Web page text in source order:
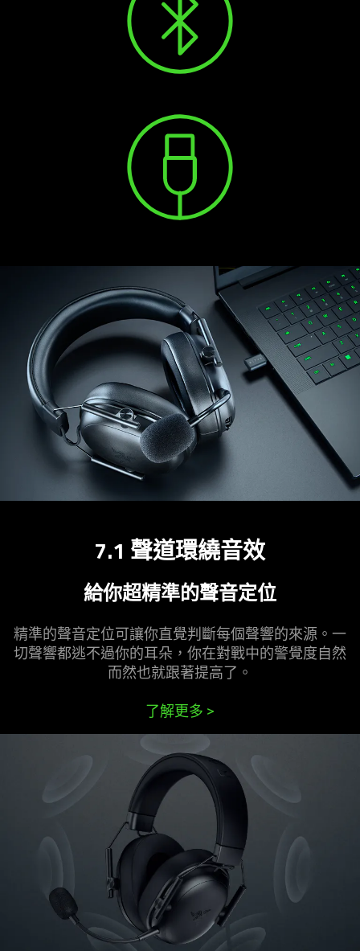
7.1 聲道環繞音效
給你超精準的聲音定位
精準的聲音定位可讓你直覺判斷每個聲響的來源。一
切聲響都逃不過你的耳朵，你在對戰中的警覺度自然
而然也就跟著提高了 。
了解更多 >